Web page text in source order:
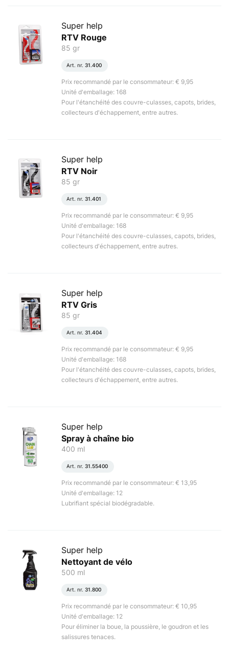
Super help
RTV Rouge
85 gr
Art. nr. 31.400
Prix recommandé par le consommateur: € 9,95
Unité d'emballage: 168
Pour l'étanchéité des couvre-culasses, capots, brides,
collecteurs d'échappement, entre autres.
Super help
RTV Noir
85 gr
Art. nr. 31.401
Prix recommandé par le consommateur: € 9,95
Unité d'emballage: 168
Pour l'étanchéité des couvre-culasses, capots, brides,
collecteurs d'échappement, entre autres.
Super help
RTV Gris
85 gr
Art. nr. 31.404
Prix recommandé par le consommateur: € 9,95
Unité d'emballage: 168
Pour l'étanchéité des couvre-culasses, capots, brides,
collecteurs d'échappement, entre autres.
Super help
Spray à chaîne bio
400 ml
Art. nr. 31.55400
Prix recommandé par le consommateur: € 13,95
Unité d'emballage: 12
Lubrifiant spécial biodégradable.
Super help
Nettoyant de vélo
500 ml
Art. nr. 31.800
Prix recommandé par le consommateur: € 10,95
Unité d'emballage: 12
Pour éliminer la boue, la poussière, le goudron et les
salissures tenaces.